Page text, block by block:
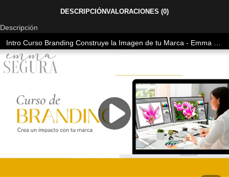
DESCRIPCIÓNVALORACIONES (0)
Descripción